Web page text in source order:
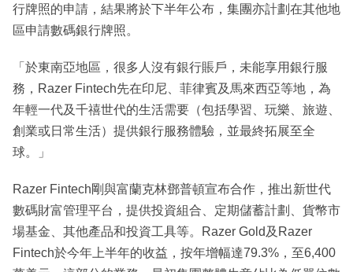
行牌照的申請，結果將於下半年公布，集團亦計劃在其他地
區申請數碼銀行牌照。
「於東南亞地區，很多人沒有銀行賬戶，未能享用銀行服
務，Razer Fintech先在印尼、菲律賓及馬來西亞等地，為
年輕一代及千禧世代的生活需要（包括學習、玩樂、旅遊、
創業或日常生活）提供銀行服務體驗，並最終拓展至全
球。」
Razer Fintech剛與富蘭克林鄧普頓宣布合作，推出新世代
數碼財富管理平台，提供投資組合、定期儲蓄計劃、貨幣市
場基金、其他產品和投資工具等。Razer Gold及Razer
Fintech於今年上半年的收益，按年增幅達79.3%，至6,400